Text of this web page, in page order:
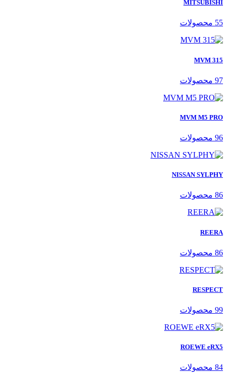
MITSUBISHI
55 محصولات
MVM 315
97 محصولات
MVM M5 PRO
96 محصولات
NISSAN SYLPHY
86 محصولات
REERA
86 محصولات
RESPECT
99 محصولات
ROEWE eRX5
84 محصولات